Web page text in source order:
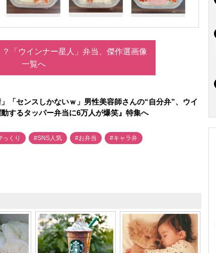
「ウインナー星人」弁当、傑作選画像
一覧へ
「センスしかないｗ」男性美容師さんの“自分弁”、ウイ
するタッパー弁当に6万人が爆笑』特集へ
っくり #SNS人気 #お弁当 #キャラ弁